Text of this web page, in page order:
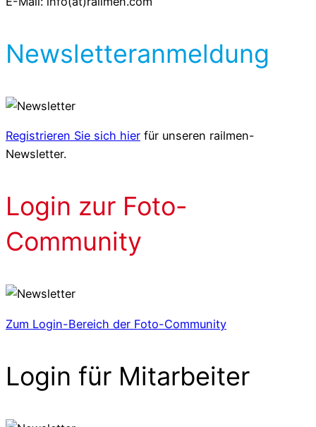
Newsletteranmeldung
Registrieren Sie sich hier für unseren railmen-
Newsletter.
Login zur Foto-
Community
Zum Login-Bereich der Foto-Community
Login für Mitarbeiter